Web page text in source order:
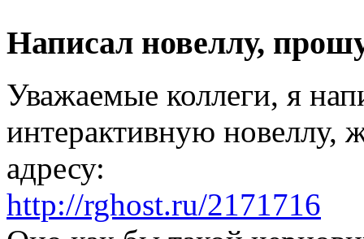
Написал новеллу,
Уважаемые коллеги, я
интерактивную новеллу,
адресу:
http://rghost.ru/2171716